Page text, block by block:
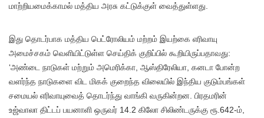
மாற்றியமைக்காமல் மத்திய அரசு கட்டுக்குள் வைத்துள்ளது.
இது தொடர்பாக மத்திய பெட்ரோலியம் மற்றம் இயற்கை எரிவாயு
அமைச்சகம் வெளியிட்டுள்ள செய்திக் குறிப்பில் கூறியிருப்பதாவது:
‘அண்டை நாடுகள் மற்றும் அமெரிக்கா, ஆஸ்திரேலியா, கனடா போன்ற
வளர்ந்த நாடுகளை விட மிகக் குறைந்த விலையில் இந்திய குடும்பங்கள்
சமையல் எரிவாயுவைத் தொடர்ந்து வாங்கி வருகின்றன. பிரதமரின்
உஜ்வாலா திட்டப் பயனாளி ஒருவர் 14.2 கிலோ சிலிண்டருக்கு ரூ.642-ம்,